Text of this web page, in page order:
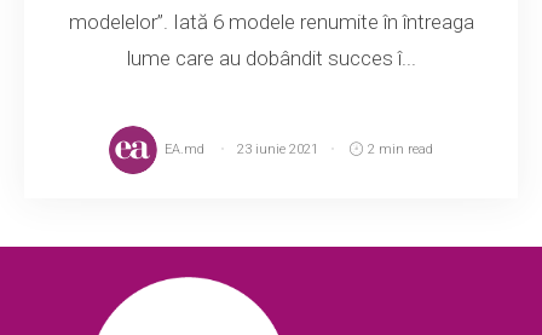
modelelor”. Iată 6 modele renumite în întreaga
lume care au dobândit succes î...
EA.md 23 iunie 2021 2 min read